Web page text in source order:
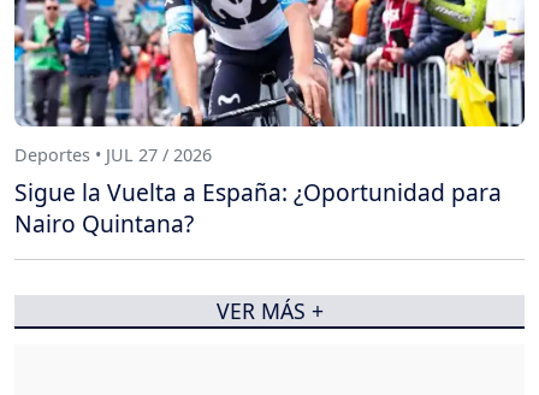
Deportes • JUL 27 / 2026
Sigue la Vuelta a España: ¿Oportunidad para
Nairo Quintana?
VER MÁS +